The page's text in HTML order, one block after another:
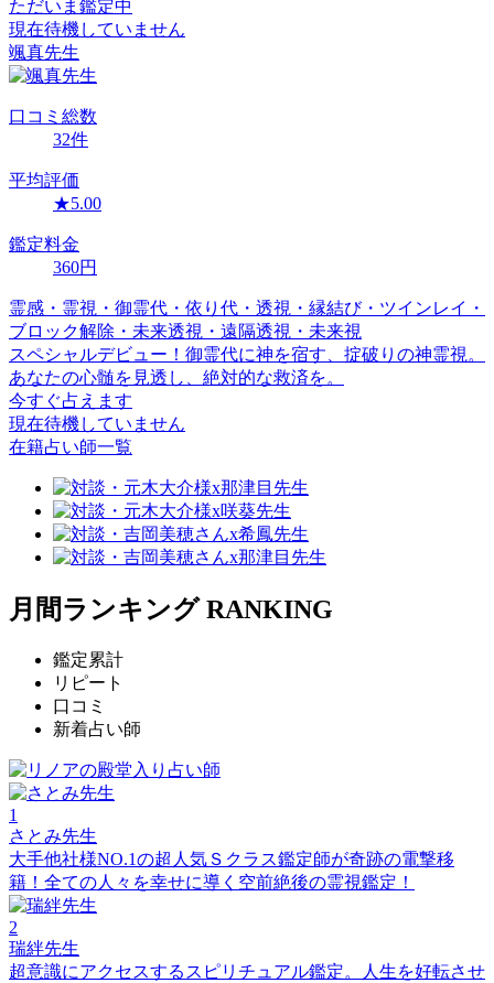
ただいま鑑定中
現在待機していません
颯真先生
口コミ 総数
32件
平均評価
★5.00
鑑定料金
360円
霊感・霊視・御霊代・依り代・透視・縁結び・ツインレイ・
ブロック解除・未来透視・遠隔透視・未来視
スペシャルデビュー！御霊代に神を宿す、掟破りの神霊視。
あなたの心髄を見透し、絶対的な救済を。
今すぐ占えます
現在待機していません
在籍占い師一覧
月間ランキング RANKING
鑑定累計
リピート
口コミ
新着占い師
1
さとみ先生
大手他社様NO.1の超人気Ｓクラス鑑定師が奇跡の電撃移
籍！全ての人々を幸せに導く空前絶後の霊視鑑定！
2
瑞絆先生
超意識にアクセスするスピリチュアル鑑定。人生を好転させ